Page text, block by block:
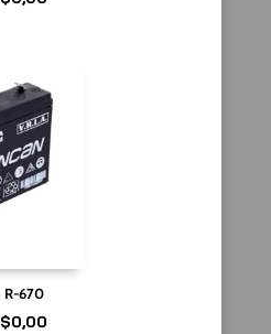
R-670
$0,00